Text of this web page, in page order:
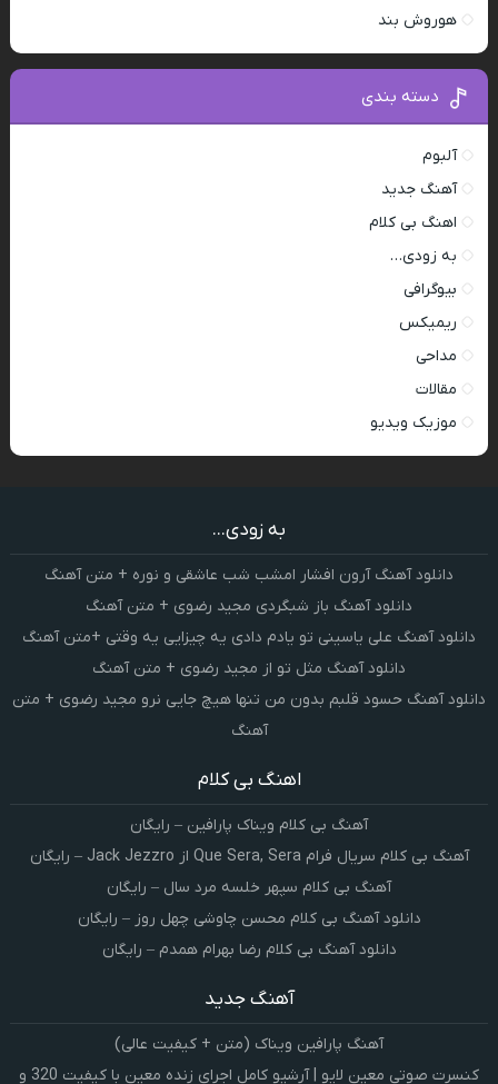
هوروش بند
دسته بندی
آلبوم
آهنگ جدید
اهنگ بی کلام
به زودی…
بیوگرافی
ریمیکس
مداحی
مقالات
موزیک ویدیو
به زودی...
دانلود آهنگ آرون افشار امشب شب عاشقی و نوره + متن آهنگ
دانلود آهنگ باز شبگردی مجید رضوی + متن آهنگ
دانلود آهنگ علی یاسینی تو یادم دادی یه چیزایی یه وقتی +متن آهنگ
دانلود آهنگ مثل تو از مجید رضوی + متن آهنگ
دانلود آهنگ حسود قلبم بدون من تنها هیچ جایی نرو مجید رضوی + متن
آهنگ
اهنگ بی کلام
آهنگ بی کلام ویناک پارافین – رایگان
آهنگ بی کلام سریال فرام Que Sera, Sera از Jack Jezzro – رایگان
آهنگ بی کلام سپهر خلسه مرد سال – رایگان
دانلود آهنگ بی کلام محسن چاوشی چهل روز – رایگان
دانلود آهنگ بی کلام رضا بهرام همدم – رایگان
آهنگ جدید
آهنگ پارافین ویناک (متن + کیفیت عالی)
کنسرت صوتی معین لایو | آرشیو کامل اجرای زنده معین با کیفیت 320 و